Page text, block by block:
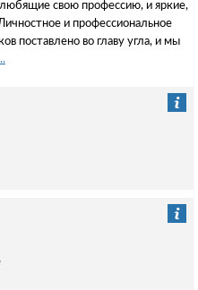
свою профессию, и яркие,
и профессиональное
поставлено во главу угла, и мы